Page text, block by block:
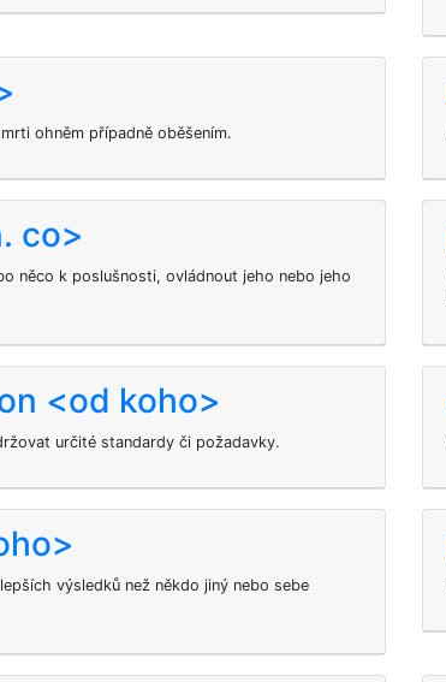
ohněm případně oběšením.
co>
něco k poslušnosti, ovládnout jeho nebo jeho
<od koho>
určité standardy či požadavky.
výsledků než někdo jiný nebo sebe